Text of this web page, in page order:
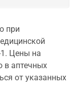
при
Цены на
в аптечных
от указанных